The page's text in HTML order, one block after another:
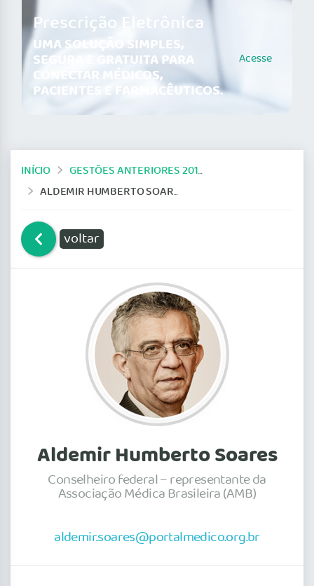
Prescrição Eletrônica
UMA SOLUÇÃO SIMPLES,
SEGURA E GRATUITA PARA
CONECTAR MÉDICOS,
PACIENTES E FARMACÊUTICOS.
Acesse
INÍCIO
GESTÕES ANTERIORES 2014-2019
ALDEMIR HUMBERTO SOARES
voltar
Aldemir Humberto Soares
Conselheiro federal – representante da
Associação Médica Brasileira (AMB)
aldemir.soares@portalmedico.org.br